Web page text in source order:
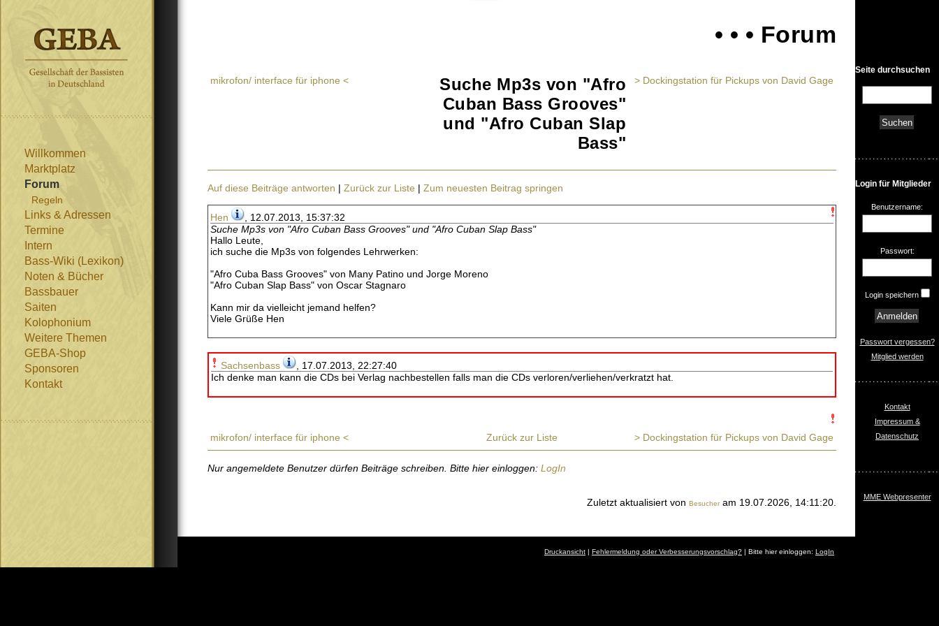
Willkommen
Marktplatz
Forum
Regeln
Links & Adressen
Termine
Intern
Bass-Wiki (Lexikon)
Noten & Bücher
Bassbauer
Saiten
Kolophonium
Weitere Themen
GEBA-Shop
Sponsoren
Kontakt
Seite durchsuchen
Login für Mitglieder
Benutzername:
Passwort:
Login speichern
Passwort vergessen?
Mitglied werden
Kontakt
Impressum &
Datenschutz
MME Webpresenter
• • • Forum
mikrofon/ interface für iphone <
Suche Mp3s von "Afro
Cuban Bass Grooves"
und "Afro Cuban Slap
Bass"
> Dockingstation für Pickups von David Gage
Auf diese Beiträge antworten | Zurück zur Liste | Zum neuesten Beitrag springen
Hen
, 12.07.2013, 15:37:32
Suche Mp3s von "Afro Cuban Bass Grooves" und "Afro Cuban Slap Bass"
Hallo Leute,
ich suche die Mp3s von folgendes Lehrwerken:
"Afro Cuba Bass Grooves" von Many Patino und Jorge Moreno
"Afro Cuban Slap Bass" von Oscar Stagnaro
Kann mir da vielleicht jemand helfen?
Viele Grüße Hen
Sachsenbass
, 17.07.2013, 22:27:40
Ich denke man kann die CDs bei Verlag nachbestellen falls man die CDs verloren/verliehen/verkratzt hat.
mikrofon/ interface für iphone < Zurück zur Liste > Dockingstation für Pickups von David Gage
Nur angemeldete Benutzer dürfen Beiträge schreiben. Bitte hier einloggen: LogIn
Zuletzt aktualisiert von Besucheram 19.07.2026, 14:11:20.
Druckansicht | Fehlermeldung oder Verbesserungsvorschlag? | Bitte hier einloggen: LogIn